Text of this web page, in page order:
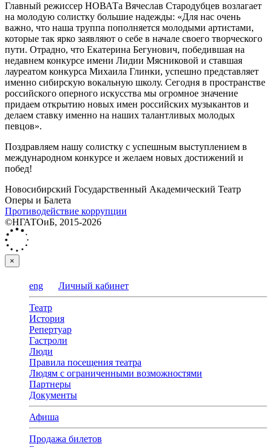
Главный режиссер НОВАТа Вячеслав Стародубцев возлагает
на молодую солистку большие надежды: «Для нас очень
важно, что наша труппа пополняется молодыми артистами,
которые так ярко заявляют о себе в начале своего творческого
пути. Отрадно, что Екатерина Бегунович, победившая на
недавнем конкурсе имени Лидии Мясниковой и ставшая
лауреатом конкурса Михаила Глинки, успешно представляет
именно сибирскую вокальную школу. Сегодня в пространстве
российского оперного искусства мы огромное значение
придаем открытию новых имен российских музыкантов и
делаем ставку именно на наших талантливых молодых
певцов».
Поздравляем нашу солистку с успешным выступлением в
международном конкурсе и желаем новых достижений и
побед!
Новосибирский Государственный Академический Театр
Оперы и Балета
Противодействие коррупции
©НГАТОиБ, 2015-2026
×
eng Личный кабинет
Театр
История
Репертуар
Гастроли
Люди
Правила посещения театра
Людям с ограниченными возможностями
Партнеры
Документы
Афиша
Продажа билетов